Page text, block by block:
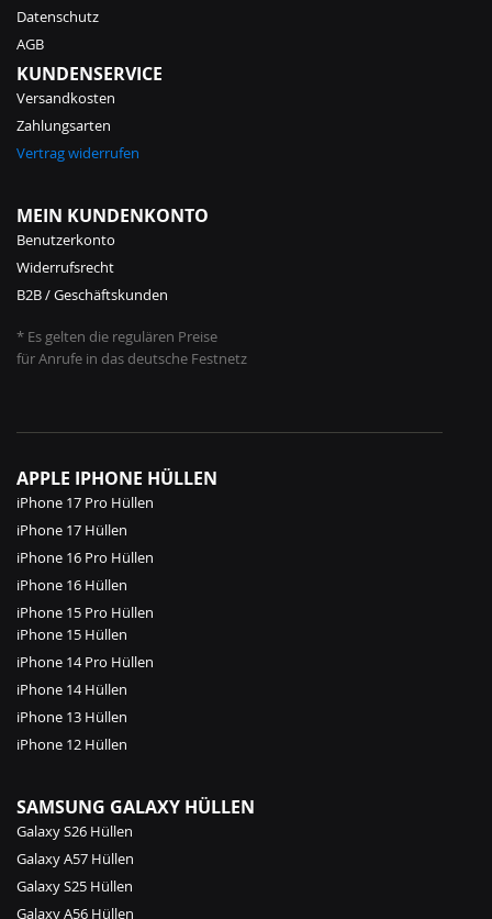
Datenschutz
AGB
KUNDENSERVICE
Versandkosten
Zahlungsarten
Vertrag widerrufen
MEIN KUNDENKONTO
Benutzerkonto
Widerrufsrecht
B2B / Geschäftskunden
* Es gelten die regulären Preise
für Anrufe in das deutsche Festnetz
APPLE IPHONE HÜLLEN
iPhone 17 Pro Hüllen
iPhone 17 Hüllen
iPhone 16 Pro Hüllen
iPhone 16 Hüllen
iPhone 15 Pro Hüllen
iPhone 15 Hüllen
iPhone 14 Pro Hüllen
iPhone 14 Hüllen
iPhone 13 Hüllen
iPhone 12 Hüllen
SAMSUNG GALAXY HÜLLEN
Galaxy S26 Hüllen
Galaxy A57 Hüllen
Galaxy S25 Hüllen
Galaxy A56 Hüllen